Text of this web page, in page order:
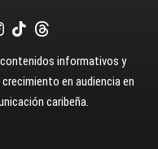
informativos y
en audiencia en
caribeña.